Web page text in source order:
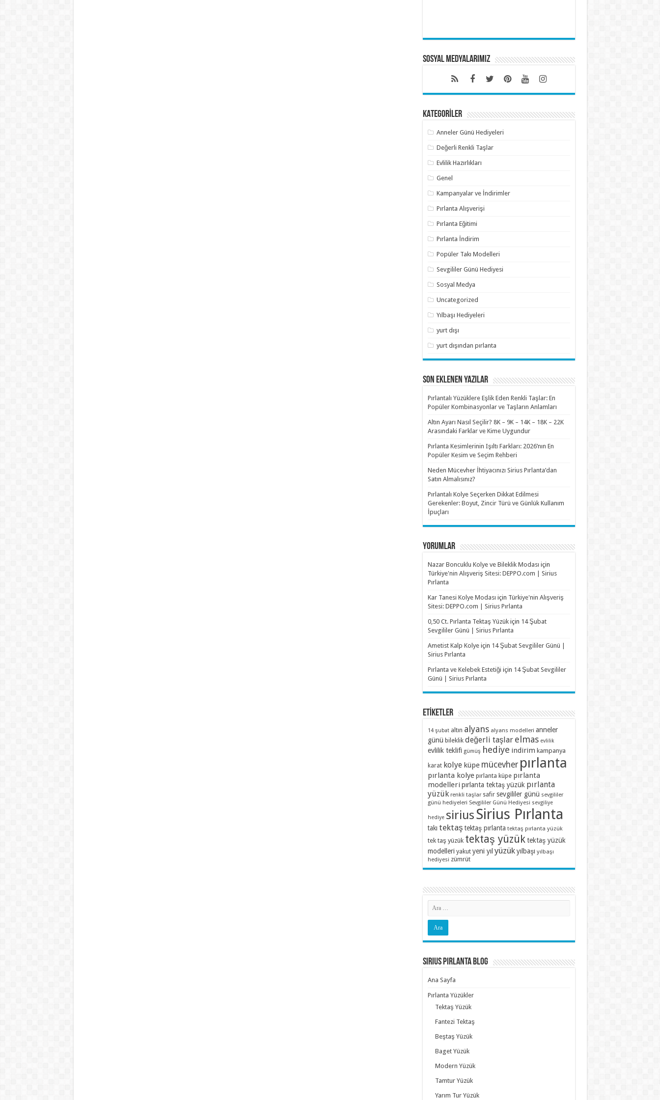
Sosyal Medyalarımız
KATEGORİLER
Anneler Günü Hediyeleri
Değerli Renkli Taşlar
Evlilik Hazırlıkları
Genel
Kampanyalar ve İndirimler
Pırlanta Alışverişi
Pırlanta Eğitimi
Pırlanta İndirim
Popüler Takı Modelleri
Sevgililer Günü Hediyesi
Sosyal Medya
Uncategorized
Yılbaşı Hediyeleri
yurt dışı
yurt dışından pırlanta
SON EKLENEN YAZILAR
Pırlantalı Yüzüklere Eşlik Eden Renkli Taşlar: En
Popüler Kombinasyonlar ve Taşların Anlamları
Altın Ayarı Nasıl Seçilir? 8K – 9K – 14K – 18K – 22K
Arasındaki Farklar ve Kime Uygundur
Pırlanta Kesimlerinin Işıltı Farkları: 2026’nın En
Popüler Kesim ve Seçim Rehberi
Neden Mücevher İhtiyacınızı Sirius Pırlanta’dan
Satın Almalısınız?
Pırlantalı Kolye Seçerken Dikkat Edilmesi
Gerekenler: Boyut, Zincir Türü ve Günlük Kullanım
İpuçları
YORUMLAR
Nazar Boncuklu Kolye ve Bileklik Modası için
Türkiye'nin Alışveriş Sitesi: DEPPO.com | Sirius
Pırlanta
Kar Tanesi Kolye Modası için Türkiye'nin Alışveriş
Sitesi: DEPPO.com | Sirius Pırlanta
0,50 Ct. Pırlanta Tektaş Yüzükiçin 14 Şubat
Sevgililer Günü | Sirius Pırlanta
Ametist Kalp Kolyeiçin 14 Şubat Sevgililer Günü |
Sirius Pırlanta
Pırlanta ve Kelebek Estetiği için 14 Şubat Sevgililer
Günü | Sirius Pırlanta
ETİKETLER
14 şubat altın alyans alyans modelleri anneler
günü bileklik değerli taşlar elmas evlilik
evlilik teklifi gümüş hediye indirim kampanya
karat kolye küpe mücevher pırlanta
pırlanta kolye pırlanta küpe pırlanta
modelleri pırlanta tektaş yüzük pırlanta
yüzük renkli taşlar safir sevgililer günü sevgililer
günü hediyeleri Sevgililer Günü Hediyesi sevgiliye
hediye siriusSirius Pırlanta
takı tektaş tektaş pırlanta tektaş pırlanta yüzük
tek taş yüzük tektaş yüzük tektaş yüzük
modelleri yakut yeni yıl yüzük yılbaşı yılbaşı
hediyesi zümrüt
Sirius Pırlanta Blog
Ana Sayfa
Pırlanta Yüzükler
Tektaş Yüzük
Fantezi Tektaş
Beştaş Yüzük
Baget Yüzük
Modern Yüzük
Tamtur Yüzük
Yarım Tur Yüzük